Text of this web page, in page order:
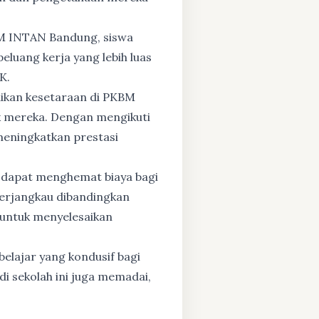
INTAN Bandung, siswa
kerja yang lebih luas
kesetaraan di PKBM
Dengan mengikuti
prestasi
menghemat biaya bagi
dibandingkan
menyelesaikan
yang kondusif bagi
sekolah ini juga memadai,